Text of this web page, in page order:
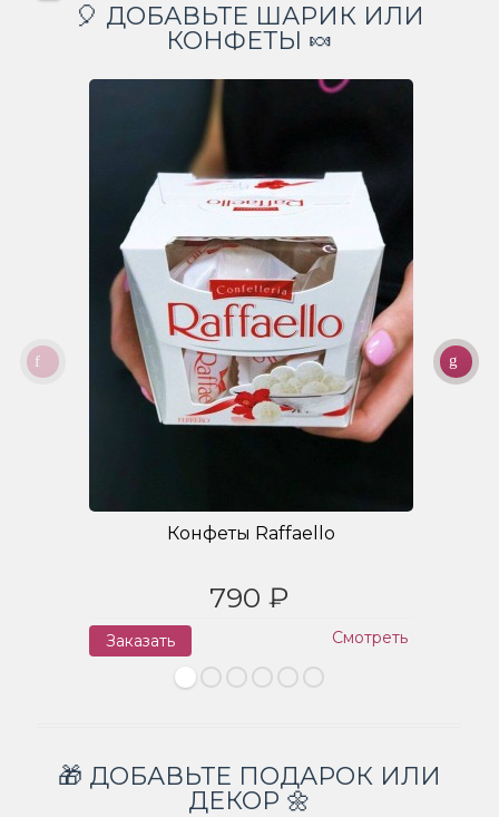
🎈 ДОБАВЬТЕ ШАРИК ИЛИ
КОНФЕТЫ 🍬
Конфеты Raffaello
790 ₽
Заказать Смотреть
🎁 ДОБАВЬТЕ ПОДАРОК ИЛИ
ДЕКОР 🌼